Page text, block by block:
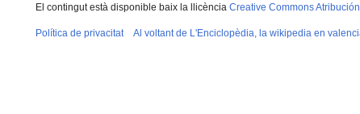
El contingut està disponible baix la llicència Creative Commons
Política de privacitat Al voltant de L'Enciclopèdia, la wikipedia en